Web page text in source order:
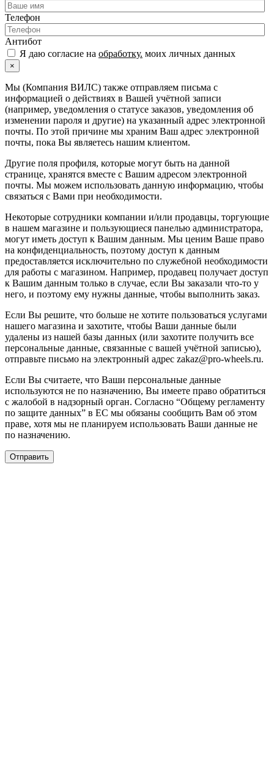
Телефон
Антибот
Я даю согласие на обработку. моих личных данных
×
Мы (Компания ВИЛС) также отправляем письма с
информацией о действиях в Вашей учётной записи
(например, уведомления о статусе заказов, уведомления об
изменении пароля и другие) на указанный адрес электронной
почты. По этой причине мы храним Ваш адрес электронной
почты, пока Вы являетесь нашим клиентом.
Другие поля профиля, которые могут быть на данной
странице, хранятся вместе с Вашим адресом электронной
почты. Мы можем использовать данную информацию, чтобы
связаться с Вами при необходимости.
Некоторые сотрудники компании и/или продавцы, торгующие
в нашем магазине и пользующиеся панелью администратора,
могут иметь доступ к Вашим данным. Мы ценим Ваше право
на конфиденциальность, поэтому доступ к данным
предоставляется исключительно по служебной необходимости
для работы с магазином. Например, продавец получает доступ
к Вашим данным только в случае, если Вы заказали что-то у
него, и поэтому ему нужны данные, чтобы выполнить заказ.
Если Вы решите, что больше не хотите пользоваться услугами
нашего магазина и захотите, чтобы Ваши данные были
удалены из нашей базы данных (или захотите получить все
персональные данные, связанные с вашей учётной записью),
отправьте письмо на электронный адрес zakaz@pro-wheels.ru.
Если Вы считаете, что Ваши персональные данные
используются не по назначению, Вы имеете право обратиться
с жалобой в надзорный орган. Согласно “Общему регламенту
по защите данных” в ЕС мы обязаны сообщить Вам об этом
праве, хотя мы не планируем использовать Ваши данные не
по назначению.
Отправить